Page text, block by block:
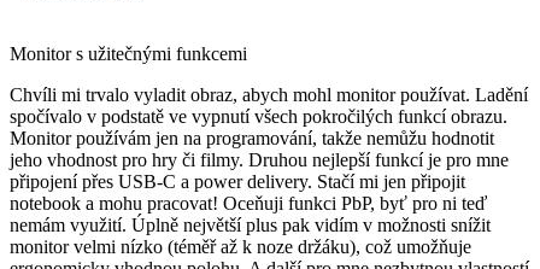
Monitor s užitečnými funkcemi
Chvíli mi trvalo vyladit obraz, abych mohl monitor používat. Ladění
spočívalo v podstatě ve vypnutí všech pokročilých funkcí obrazu.
Monitor používám jen na programování, takže nemůžu hodnotit
jeho vhodnost pro hry či filmy. Druhou nejlepší funkcí je pro mne
připojení přes USB-C a power delivery. Stačí mi jen připojit
notebook a mohu pracovat! Oceňuji funkci PbP, byť pro ni teď
nemám využití. Úplně největší plus pak vidím v možnosti snížit
monitor velmi nízko (téměř až k noze držáku), což umožňuje